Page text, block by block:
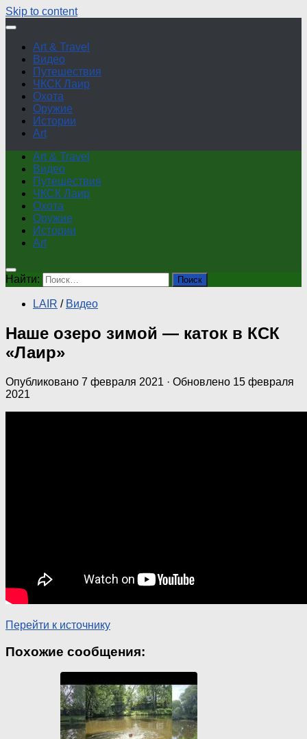
Skip to content
Art & Travel
Видео
Путешествия
ЧКСК Лаир
Охота
Оружие
Истории
Art
Art & Travel
Видео
Путешествия
ЧКСК Лаир
Охота
Оружие
Истории
Art
Найти:
LAIR / Видео
Наше озеро зимой — каток в КСК
«Лаир»
Опубликовано 7 февраля 2021 · Обновлено 15 февраля
2021
Перейти к источнику
Похожие сообщения: